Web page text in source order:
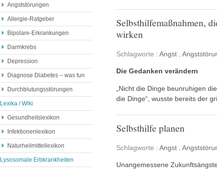
Angststörungen
Allergie-Ratgeber
Bipolare-Erkrankungen
Darmkrebs
Depression
Diagnose Diabetes – was tun
Durchblutungsstörungen
Lexika / Wiki
Gesundheitslexikon
Infektionenlexikon
Naturheilmittellexikon
Lysosomale Erbkrankheiten
Selbsthilfemaßnahmen,
wirken
Schlagworte : Angst
Die Gedanken verändern
„Nicht die Dinge beunruhigen
die Dinge“, wusste bereits der
Selbsthilfe planen
Schlagworte : Angst
Unangemessene